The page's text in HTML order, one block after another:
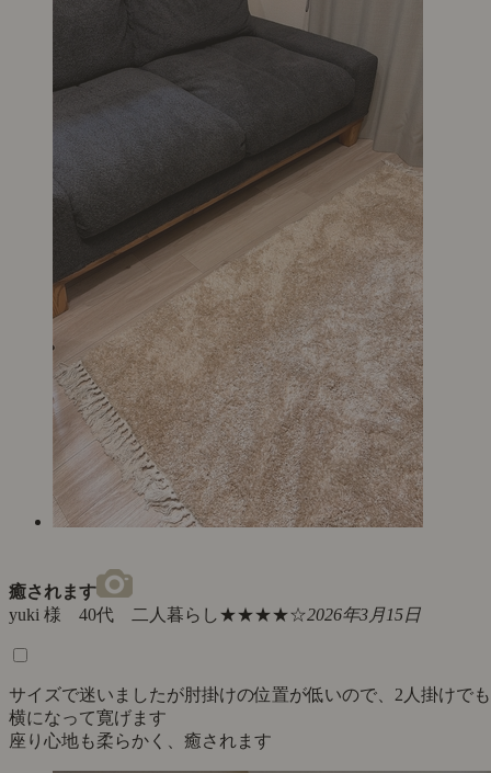
癒されます
yuki 様 40代 二人暮らし★★★★☆2026年3月15日
サイズで迷いましたが肘掛けの位置が低いので、2人掛けでも
横になって寛げます
座り心地も柔らかく、癒されます